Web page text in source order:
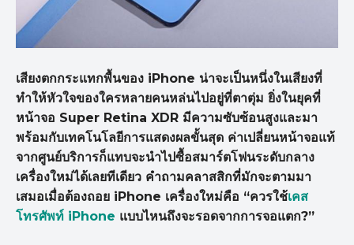
เสียงตกกระแทกพื้นของ iPhone น่าจะเป็นหนึ่งในเสียงที่
ทำให้หัวใจของใครหลายคนหล่นไปอยู่ที่ตาตุ่ม ยิ่งในยุคที่
หน้าจอ Super Retina XDR มีความซับซ้อนสูงและมา
พร้อมกับเทคโนโลยีการแสดงผลขั้นสุด ค่าเปลี่ยนหน้าจอแท้
จากศูนย์บริการก็แทบจะนำไปซื้อสมาร์ตโฟนระดับกลาง
เครื่องใหม่ได้เลยทีเดียว คำถามคลาสสิกที่มักจะตามมา
เสมอเมื่อต้องถอย iPhone เครื่องใหม่คือ “ควรใช้เคส
โทรศัพท์ iPhone แบบไหนถึงจะรอดจากการจอแตก?”